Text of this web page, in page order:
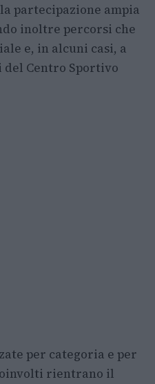
partecipazione ampia
inoltre percorsi che
e, in alcuni casi, a
Centro Sportivo
per categoria e per
rientrano il